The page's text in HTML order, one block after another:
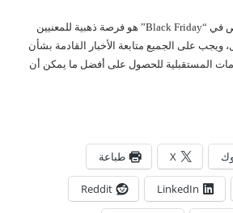
لا شك أن هذا العرض الخاص في “Black Friday” هو فرصة ذهبية للمعنيين
ويجب على الجميع متابعة الأخبار القادمة بشأن
المستقبلية للحصول على أفضل ما يمكن أن
X طباعة
LinkedIn
Reddit